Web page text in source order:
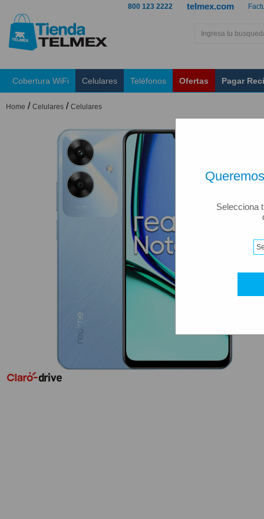
Selecciona
telmex.com
800 123 2222
Cobertura WiFi Celulares Teléfonos Ofertas Pagar
Home / Celulares / Celulares